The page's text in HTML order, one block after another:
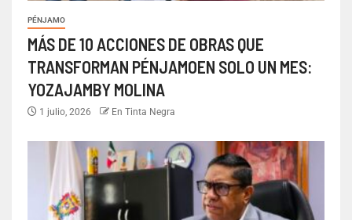
PÉNJAMO
MÁS DE 10 ACCIONES DE OBRAS QUE
TRANSFORMAN PÉNJAMOEN SOLO UN MES:
YOZAJAMBY MOLINA
1 julio, 2026 En Tinta Negra